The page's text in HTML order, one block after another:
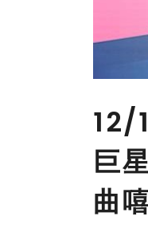
12/
巨
曲